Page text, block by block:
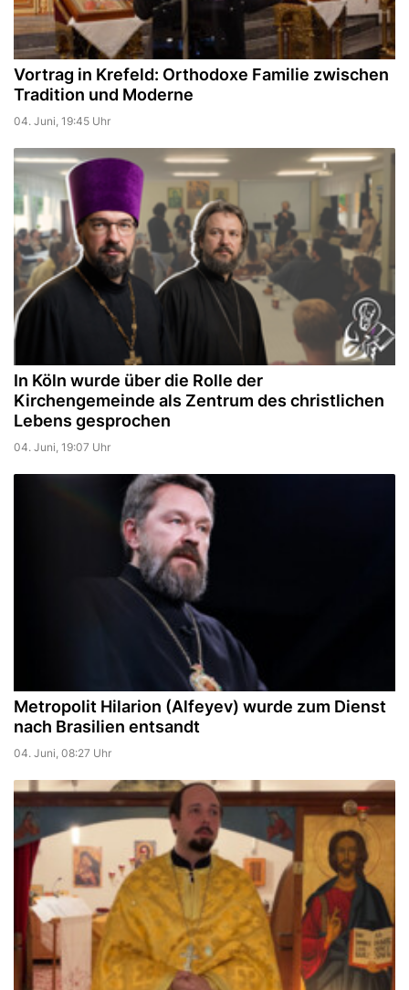
Vortrag in Krefeld: Orthodoxe Familie zwischen
Tradition und Moderne
04. Juni, 19:45 Uhr
In Köln wurde über die Rolle der
Kirchengemeinde als Zentrum des christlichen
Lebens gesprochen
04. Juni, 19:07 Uhr
Metropolit Hilarion (Alfeyev) wurde zum Dienst
nach Brasilien entsandt
04. Juni, 08:27 Uhr